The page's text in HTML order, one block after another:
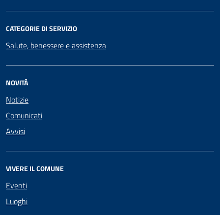
CATEGORIE DI SERVIZIO
Salute, benessere e assistenza
NOVITÀ
Notizie
Comunicati
Avvisi
VIVERE IL COMUNE
Eventi
Luoghi